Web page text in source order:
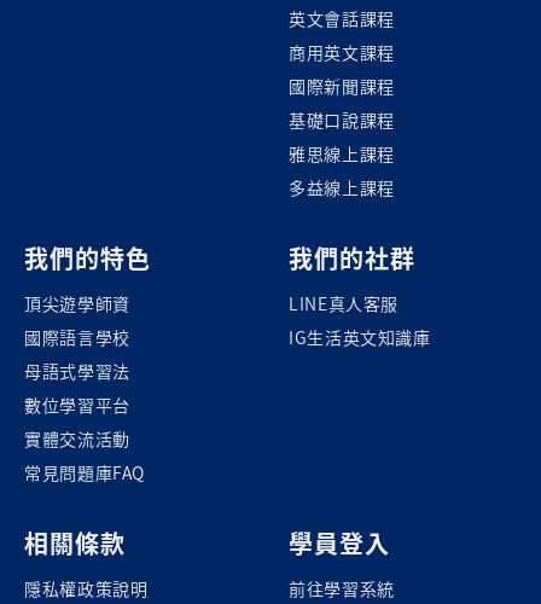
英文會話課程
商用英文課程
國際新聞課程
基礎口說課程
雅思線上課程
多益線上課程
我們的特色
頂尖遊學師資
國際語言學校
母語式學習法
數位學習平台
實體交流活動
常見問題庫FAQ
我們的社群
LINE真人客服
IG生活英文知識庫
相關條款
隱私權政策說明
學員登入
前往學習系統